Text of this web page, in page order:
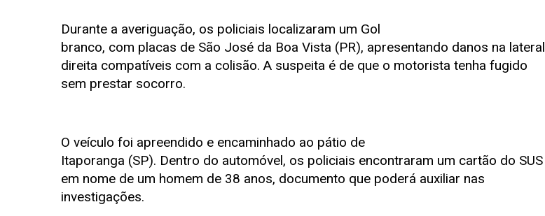
Durante a averiguação, os policiais localizaram um Gol
branco, com placas de São José da Boa Vista (PR), apresentando danos na lateral
direita compatíveis com a colisão. A suspeita é de que o motorista tenha fugido
sem prestar socorro.
O veículo foi apreendido e encaminhado ao pátio de
Itaporanga (SP). Dentro do automóvel, os policiais encontraram um cartão do SUS
em nome de um homem de 38 anos, documento que poderá auxiliar nas
investigações.